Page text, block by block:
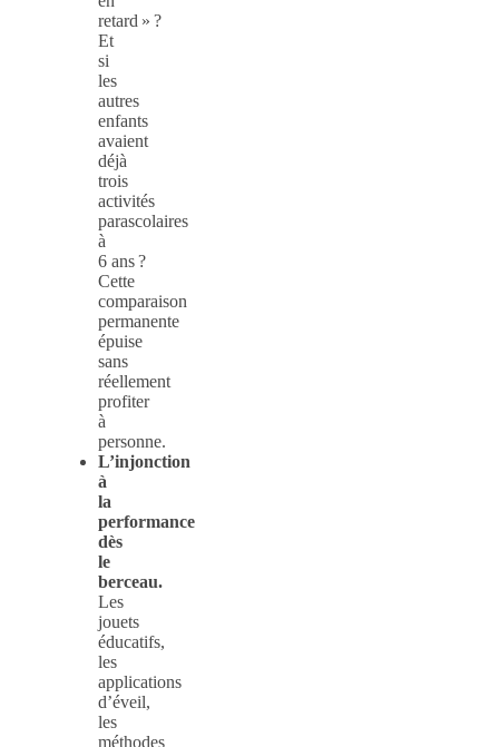
retard » ?
Et
si
les
autres
enfants
avaient
déjà
trois
activités
parascolaires
à
6 ans ?
Cette
comparaison
permanente
épuise
sans
réellement
profiter
à
personne.
L’injonction
à
la
performance
dès
le
berceau.
Les
jouets
éducatifs,
les
applications
d’éveil,
les
méthodes